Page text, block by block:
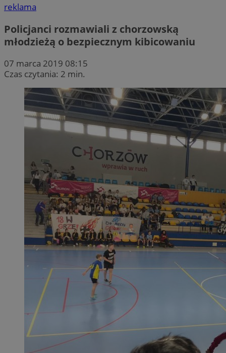
reklama
Policjanci rozmawiali z chorzowską
młodzieżą o bezpiecznym kibicowaniu
07 marca 2019 08:15
Czas czytania: 2 min.